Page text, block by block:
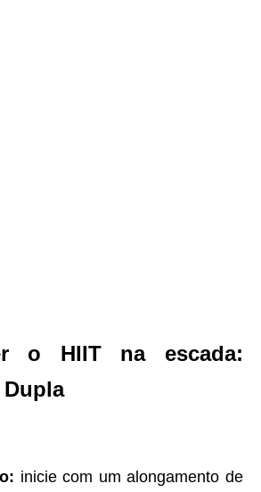
o HIIT na escada:
inicie com um alongamento de